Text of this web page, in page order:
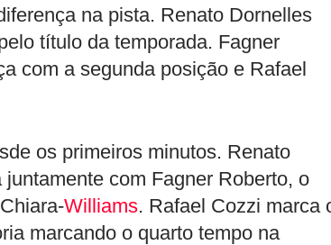
na pista. Renato Dornelles
título da temporada. Fagner
com a segunda posição e Rafael
os primeiros minutos. Renato
com Fagner Roberto, o
Williams. Rafael Cozzi marca
marcando o quarto tempo na